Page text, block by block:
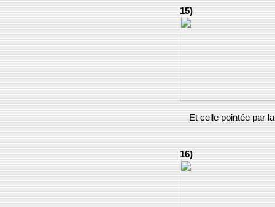
15)
Et celle pointée par
16)